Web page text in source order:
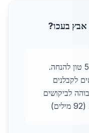
אבץ בעכו?
כמות מינימלית 1 טון, אך מומלץ 5 טון להנחה.
ק"ג. מתאים לקבלנים
גמישות גבוהה לביקושים